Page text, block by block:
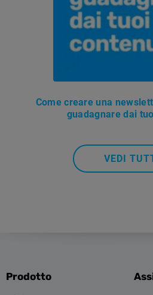
Come creare una
guadagnare dai
VEDI
Prodotto